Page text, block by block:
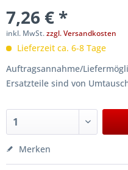
7,26 € *
inkl. MwSt.zzgl. Versandkosten
Lieferzeit ca. 6-8 Tage
Auftragsannahme/
Ersatzteile sind von
Merken